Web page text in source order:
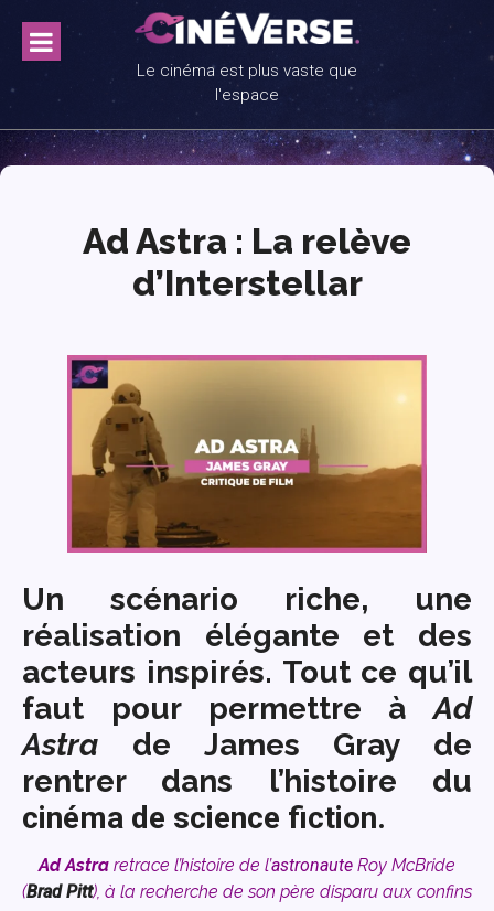
content
Le cinéma est plus vaste que
l'espace
Ad Astra : La relève
d’Interstellar
Un scénario riche, une
réalisation élégante et des
acteurs inspirés. Tout ce qu’il
faut pour permettre àAd
Astra de James Gray de
rentrer dans l’histoire du
cinéma de science fiction.
Ad Astra retrace l’histoire de l’astronaute Roy McBride
(Brad Pitt), à la recherche de son père disparu aux confins